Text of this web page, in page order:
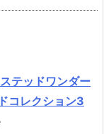
テッドワンダー
コレクション3